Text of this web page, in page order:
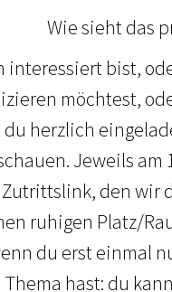
Wie sieht das
interessiert bist,
möchtest,
herzlich
Jeweils am
den wir
ruhigen Platz/
du erst einmal
hast: du